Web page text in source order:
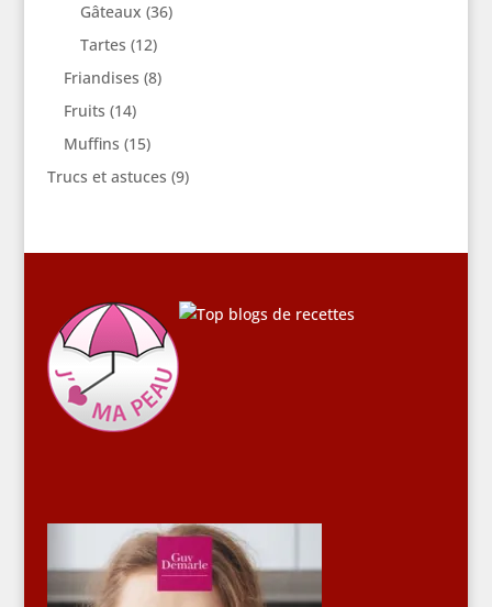
Gâteaux (36)
Tartes (12)
Friandises (8)
Fruits (14)
Muffins (15)
Trucs et astuces (9)